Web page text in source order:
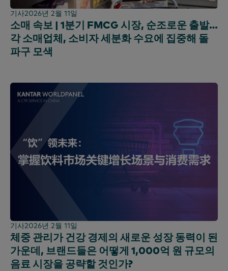
기사2026년 2월 11일
소매 속보 | 1분기 FMCG 시장, 순조로운 출발…
각 소매업체, 소비자 세분화 수요에 집중해 돌
파구 모색
기사2026년 2월 11일
체중 관리가 건강 경제의 새로운 성장 동력이 된
가운데, 브랜드들은 어떻게 1,000억 원 규모의
음료 시장을 공략할 것인가?